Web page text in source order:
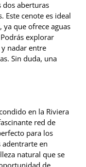
dos aberturas
Este cenote es ideal
ya que ofrece aguas
explorar
nadar entre
Sin duda, una
en la Riviera
red de
para los
adentrarte en
natural que se